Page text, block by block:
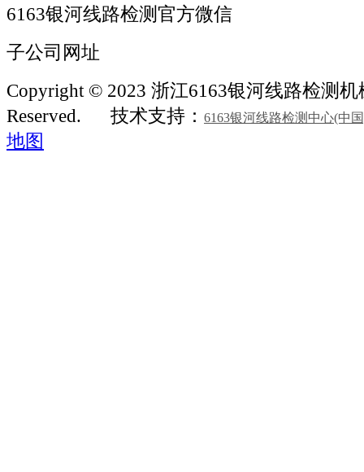
6163银河线路检测官方微信
子公司网址
Copyright © 2023 浙江6163银河线路检测机
Reserved.
技术支持： 6163银河线路检测中心(中
地图